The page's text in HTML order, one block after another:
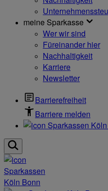
meine Sparkasse
Wer wir sind
Füreinander hier
Nachhaltigkeit
Karriere
Newsletter
Barrierefreiheit
Barriere melden